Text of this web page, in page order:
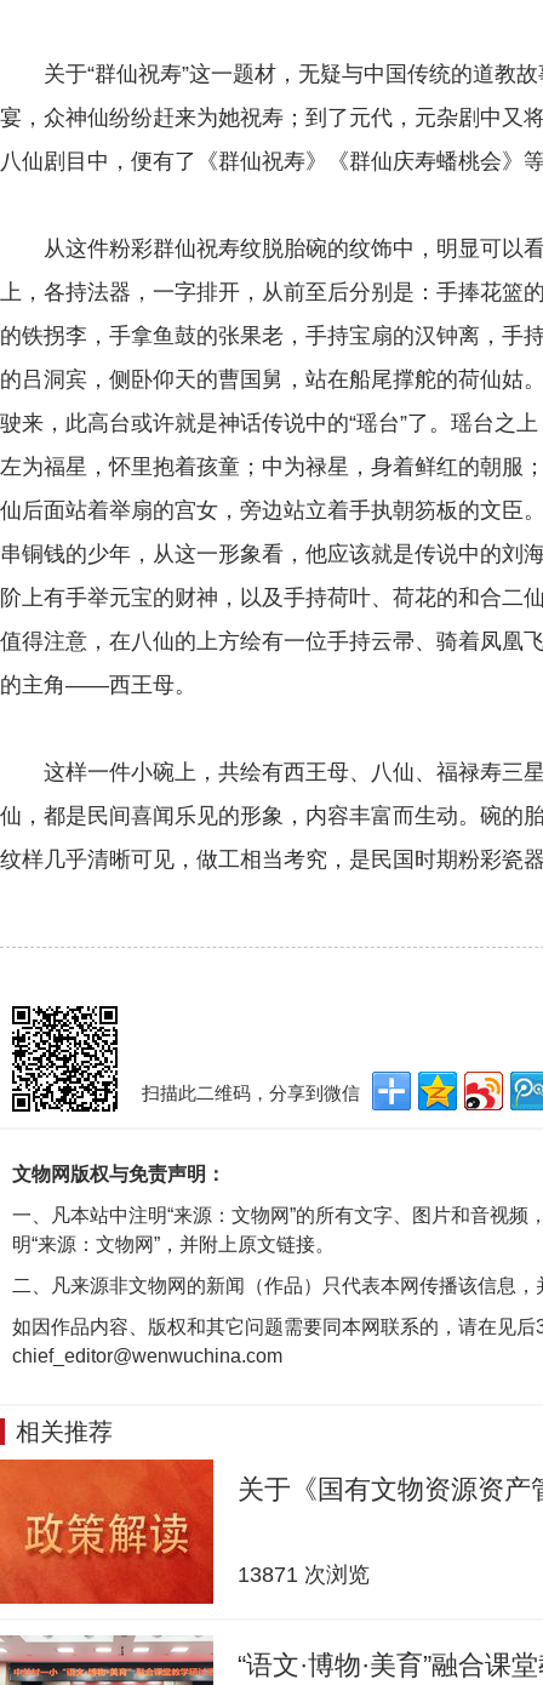
关于“群仙祝寿”这一题材，无疑与中国传统的道教故
宴，众神仙纷纷赶来为她祝寿；到了元代，元杂剧中又
八仙剧目中，便有了《群仙祝寿》《群仙庆寿蟠桃会》
从这件粉彩群仙祝寿纹脱胎碗的纹饰中，明显可以
上，各持法器，一字排开，从前至后分别是：手捧花篮
的铁拐李，手拿鱼鼓的张果老，手持宝扇的汉钟离，手
的吕洞宾，侧卧仰天的曹国舅，站在船尾撑舵的荷仙姑
驶来，此高台或许就是神话传说中的“瑶台”了。瑶台之
左为福星，怀里抱着孩童；中为禄星，身着鲜红的朝服
仙后面站着举扇的宫女，旁边站立着手执朝笏板的文臣
串铜钱的少年，从这一形象看，他应该就是传说中的刘
阶上有手举元宝的财神，以及手持荷叶、荷花的和合二
值得注意，在八仙的上方绘有一位手持云帚、骑着凤凰
的主角——西王母。
这样一件小碗上，共绘有西王母、八仙、福禄寿三
仙，都是民间喜闻乐见的形象，内容丰富而生动。碗的
纹样几乎清晰可见，做工相当考究，是民国时期粉彩瓷
扫描此二维码，分享到微信
文物网版权与免责声明：
一、凡本站中注明“来源：文物网”的所有文字、图片和音视
明“来源：文物网”，并附上原文链接。
二、凡来源非文物网的新闻（作品）只代表本网传播该信息
如因作品内容、版权和其它问题需要同本网联系的，请在见后
chief_editor@wenwuchina.com
相关推荐
关于《国有文物资源资
13871 次浏览
“语文·博物·美育”融合课